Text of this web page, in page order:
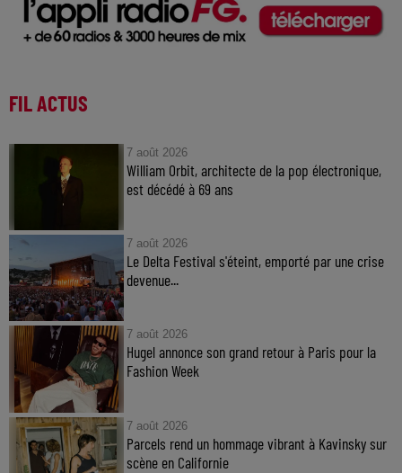
FIL ACTUS
7 août 2026
William Orbit, architecte de la pop électronique,
est décédé à 69 ans
7 août 2026
Le Delta Festival s'éteint, emporté par une crise
devenue...
7 août 2026
Hugel annonce son grand retour à Paris pour la
Fashion Week
7 août 2026
Parcels rend un hommage vibrant à Kavinsky sur
scène en Californie